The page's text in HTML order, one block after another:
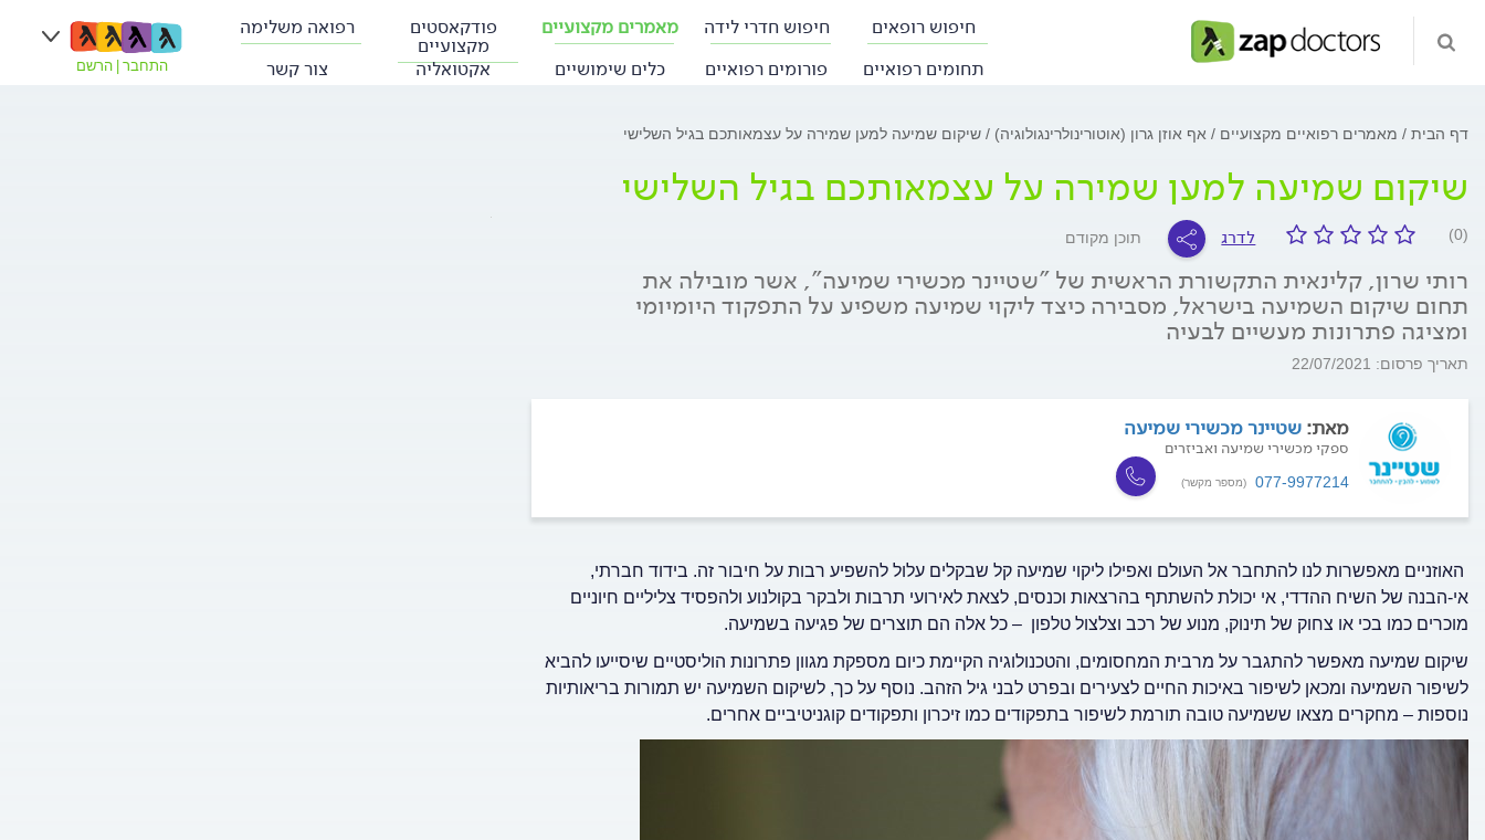
חיפוש רופאים חיפוש חדרי לידה מאמרים מקצועיים פודקאסטים
מקצועיים
רפואה משלימה
תחומים רפואיים
פורומים רפואיים כלים שימושיים אקטואליה צור קשר התחבר הרשם
דף הבית מאמרים רפואיים מקצועיים אף אוזן גרון (אוטורינולרינגולוגיה) שיקום שמיעה למען שמירה על עצמאותכם בגיל השלישי
שיקום שמיעה למען שמירה על עצמאותכם בגיל השלישי
(0) לדרג תוכן מקודם
רותי שרון, קלינאית התקשורת הראשית של "שטיינר מכשירי שמיעה", אשר מובילה את
תחום שיקום השמיעה בישראל, מסבירה כיצד ליקוי שמיעה משפיע על התפקוד היומיומי
ומציגה פתרונות מעשיים לבעיה
תאריך פרסום: 22/07/2021
מאת: שטיינר מכשירי שמיעה
ספקי מכשירי שמיעה ואביזרים
077-9977214 (מספר מקשר)
האוזניים מאפשרות לנו להתחבר אל העולם ואפילו ליקוי שמיעה קל שבקלים עלול להשפיע רבות על חיבור זה. בידוד חברתי,
אי-הבנה של השיח ההדדי, אי יכולת להשתתף בהרצאות וכנסים, לצאת לאירועי תרבות ולבקר בקולנוע ולהפסיד צליליים חיוניים
מוכרים כמו בכי או צחוק של תינוק, מנוע של רכב וצלצול טלפון – כל אלה הם תוצרים של פגיעה בשמיעה.
שיקום שמיעה מאפשר להתגבר על מרבית המחסומים, והטכנולוגיה הקיימת כיום מספקת מגוון פתרונות הוליסטיים שיסייעו להביא
לשיפור השמיעה ומכאן לשיפור באיכות החיים לצעירים ובפרט לבני גיל הזהב. נוסף על כך, לשיקום השמיעה יש תמורות בריאותיות
נוספות – מחקרים מצאו ששמיעה טובה תורמת לשיפור בתפקודים כמו זיכרון ותפקודים קוגניטיביים אחרים.